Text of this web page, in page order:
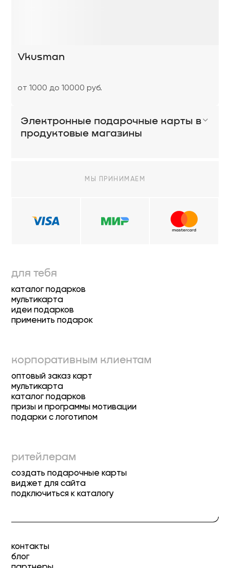
Vkusman
от 1000 до 10000 руб.
Электронные подарочные карты в
продуктовые магазины
МЫ ПРИНИМАЕМ
для тебя
каталог подарков
мультикарта
идеи подарков
применить подарок
корпоративным клиентам
оптовый заказ карт
мультикарта
каталог подарков
призы и программы мотивации
подарки с логотипом
ритейлерам
создать подарочные карты
виджет для сайта
подключиться к каталогу
контакты
блог